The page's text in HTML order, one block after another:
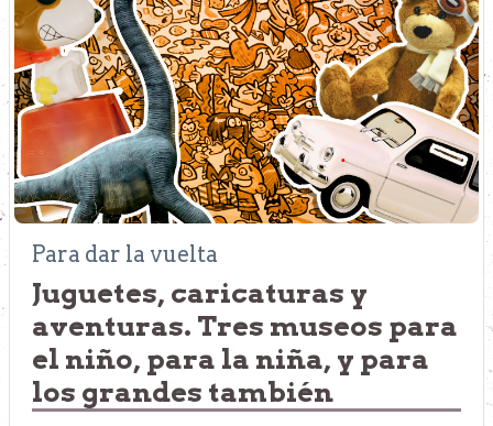
Para dar la vuelta
Juguetes, caricaturas y
aventuras. Tres museos para
el niño, para la niña, y para
los grandes también